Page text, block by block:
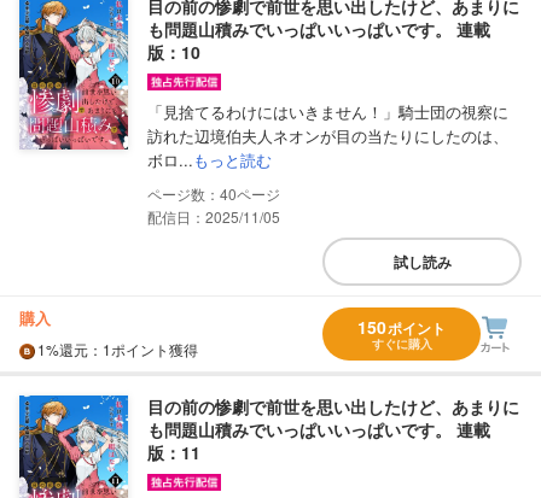
目の前の惨劇で前世を思い出したけど、あまりに
も問題山積みでいっぱいいっぱいです。 連載
版：10
「見捨てるわけにはいきません！」騎士団の視察に
訪れた辺境伯夫人ネオンが目の当たりにしたのは、
ボロ...もっと読む
40
配信日：2025/11/05
試し読み
購入
1%還元 ：1ポイント獲得
150ポイント
すぐに購入
目の前の惨劇で前世を思い出したけど、あまりに
も問題山積みでいっぱいいっぱいです。 連載
版：11